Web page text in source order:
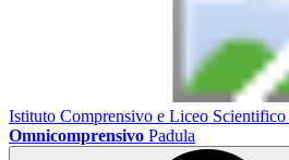
Istituto Comprensivo e Liceo Scientifico
Omnicomprensivo Padula